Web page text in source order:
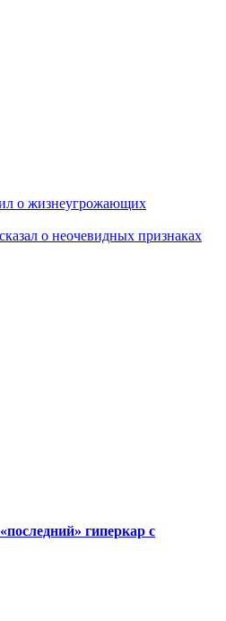
о жизнеугрожающих
о неочевидных признаках
гиперкар с